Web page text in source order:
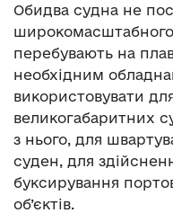
Обидва судна не
перебувають на
необхідним
використовувати
великогабаритних
з нього, для
суден, для
буксирування
об’єктів.